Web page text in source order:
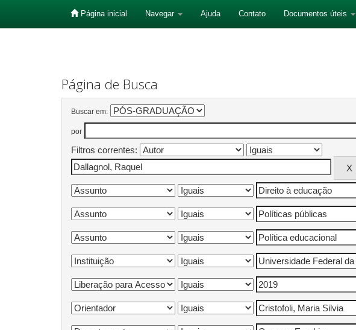
Página inicial Navegar Ajuda Contato Documentos úteis
Página de Busca
Buscar em:
por
Filtros correntes: